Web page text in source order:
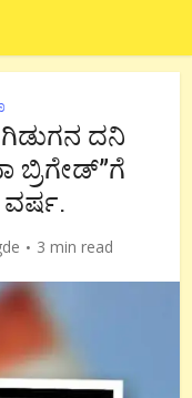
ಗಿಡುಗನ ದನಿ
ಬ್ರಿಗೇಡ್”ಗೆ
3 min read